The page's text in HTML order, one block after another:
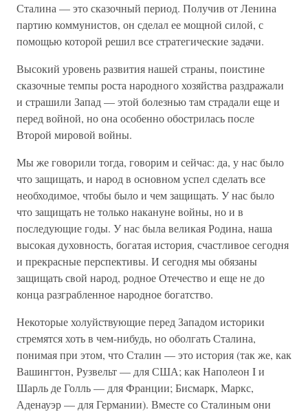
Сталина — это сказочный период. Получив от Ленина
партию коммунистов, он сделал ее мощной силой, с
помощью которой решил все стратегические задачи.
Высокий уровень развития нашей страны, поистине
сказочные темпы роста народного хозяйства раздражали
и страшили Запад — этой болезнью там страдали еще и
перед войной, но она особенно обострилась после
Второй мировой войны.
Мы же говорили тогда, говорим и сейчас: да, у нас было
что защищать, и народ в основном успел сделать все
необходимое, чтобы было и чем защищать. У нас было
что защищать не только накануне войны, но и в
последующие годы. У нас была великая Родина, наша
высокая духовность, богатая история, счастливое сегодня
и прекрасные перспективы. И сегодня мы обязаны
защищать свой народ, родное Отечество и еще не до
конца разграбленное народное богатство.
Некоторые холуйствующие перед Западом историки
стремятся хоть в чем-нибудь, но оболгать Сталина,
понимая при этом, что Сталин — это история (так же, как
Вашингтон, Рузвельт — для США; как Наполеон I и
Шарль де Голль — для Франции; Бисмарк, Маркс,
Аденауэр — для Германии). Вместе со Сталиным они